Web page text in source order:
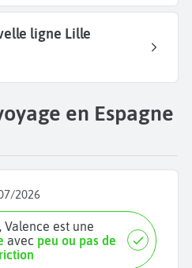
ligne Lille
en Espagne
2026
avec peu ou pas de